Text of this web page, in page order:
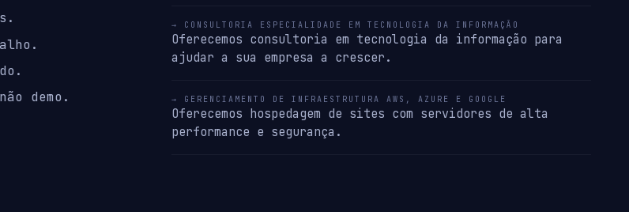
demo.
→ CONSULTORIA ESPECIALIDADE EM TECNOLOGIA DA INFORMAÇÃO
Oferecemos consultoria em tecnologia da informação para
ajudar a sua empresa a crescer.
→ GERENCIAMENTO DE INFRAESTRUTURA AWS, AZURE E GOOGLE
Oferecemos hospedagem de sites com servidores de alta
performance e segurança.